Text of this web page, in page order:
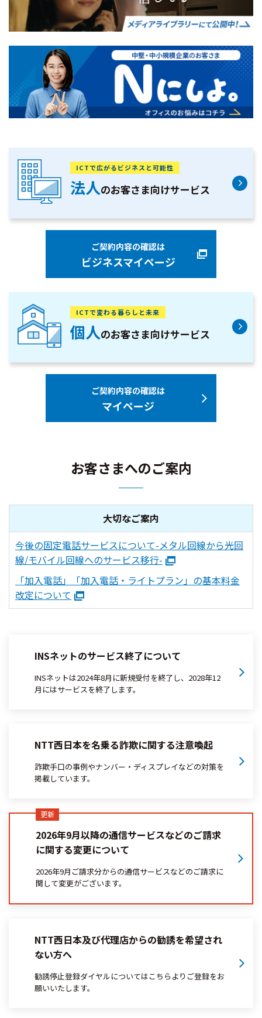
ICTで広がるビジネスと可能性
法人のお客さま向けサービス
ご契約内容の確認は
ビジネスマイページ
ICTで変わる暮らしと未来
個人のお客さま向けサービス
ご契約内容の確認は
マイページ
お客さまへのご案内
大切なご案内
今後の固定電話サービスについて-メタル回線から光回
線/モバイル回線へのサービス移行-
「加入電話」「加入電話・ライトプラン」の基本料金
改定について
INSネットのサービス終了について
INSネットは2024年8月に新規受付を終了し、2028年12
月にはサービスを終了します。
NTT西日本を名乗る詐欺に関する注意喚起
詐欺手口の事例やナンバー・ディスプレイなどの対策を
掲載しています。
2026年9月以降の通信サービスなどのご請求
に関する変更について
2026年9月ご請求分からの通信サービスなどのご請求に
関して変更がございます。
NTT西日本及び代理店からの勧誘を希望され
ない方へ
勧誘停止登録ダイヤルについてはこちらよりご登録をお
願いいたします。